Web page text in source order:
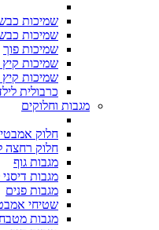
שמיכות כבש /
שמיכות כבש /
שמיכות פוך
שמיכות קיץ 150/200
שמיכות קיץ זוגי
כרבולית
מגבות וחלוקים
חלוק
חלוק רחצה
מגבות גוף
מגבות דיסני
מגבות פנים
שטיחי
מגבות מטבח